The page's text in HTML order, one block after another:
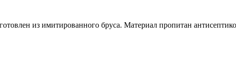
из имитированного бруса. Материал пропитан